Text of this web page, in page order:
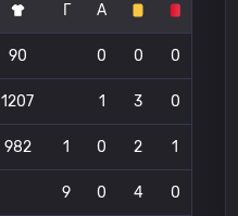
Г А
90 0 0 0
1207 1 3 0
982 1 0 2 1
9 0 4 0